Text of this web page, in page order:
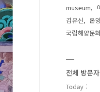
museum
김유신
온
국립해양문
전체 방문자
Today :